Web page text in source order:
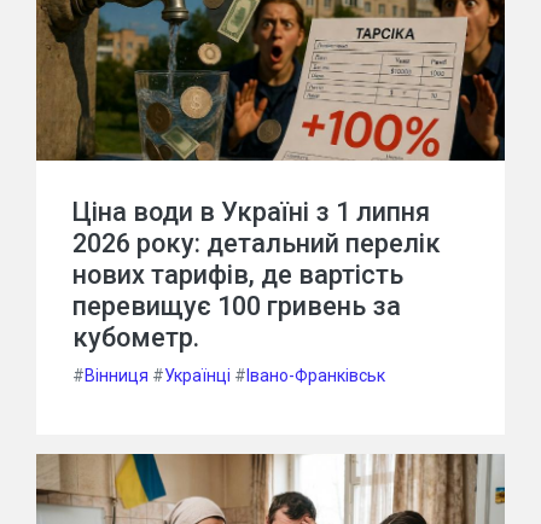
Ціна води в Україні з 1 липня
2026 року: детальний перелік
нових тарифів, де вартість
перевищує 100 гривень за
кубометр.
#Вінниця #Українці # Івано-Франківськ